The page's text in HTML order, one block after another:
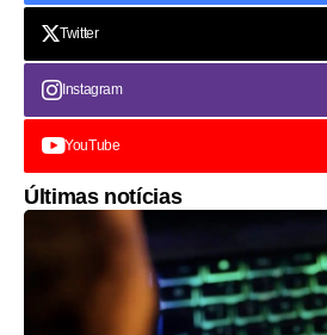
Twitter
Instagram
YouTube
Últimas notícias